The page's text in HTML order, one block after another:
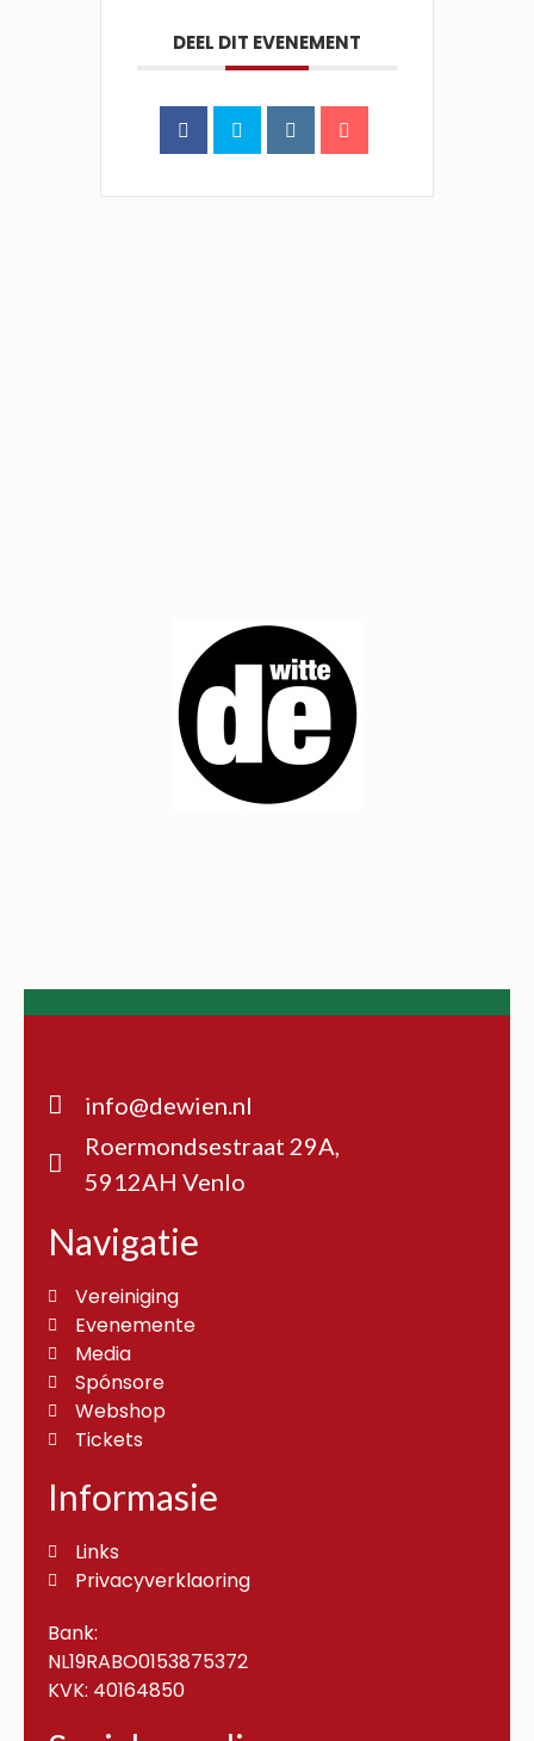
DEEL DIT EVENEMENT
info@dewien.nl
Roermondsestraat 29A,
5912AH Venlo
Navigatie
Vereiniging
Evenemente
Media
Spónsore
Webshop
Tickets
Informasie
Links
Privacyverklaoring
Bank:
NL19RABO0153875372
KVK: 40164850